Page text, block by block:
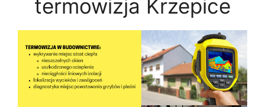
termowizja Krzepice